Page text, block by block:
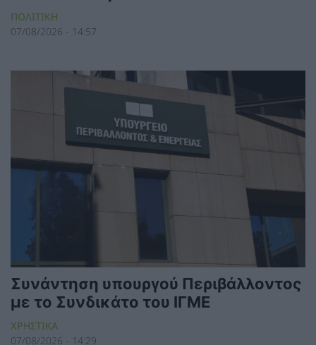
ΠΟΛΙΤΙΚΗ
07/08/2026 - 14:57
Συνάντηση υπουργού Περιβάλλοντος
με το Συνδικάτο του ΙΓΜΕ
ΧΡΗΣΤΙΚΑ
07/08/2026 - 14:29